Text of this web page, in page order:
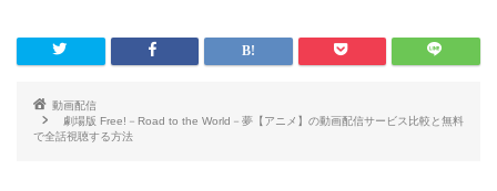
較と無料で全話視聴
する方法
動画配信
劇場版 Free!－Road to the World－夢【アニメ】の動画配信サービス比較と無料
で全話視聴する方法